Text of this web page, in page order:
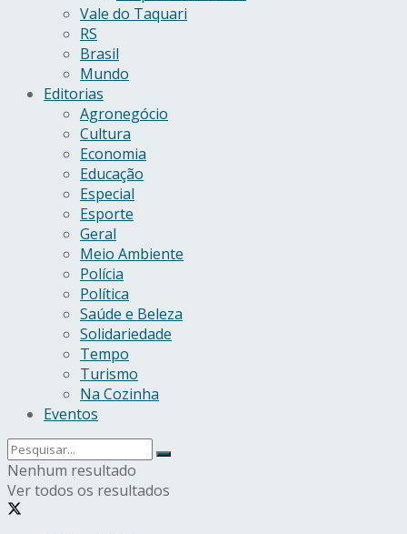
Vale do Taquari
RS
Brasil
Mundo
Editorias
Agronegócio
Cultura
Economia
Educação
Especial
Esporte
Geral
Meio Ambiente
Polícia
Política
Saúde e Beleza
Solidariedade
Tempo
Turismo
Na Cozinha
Eventos
Nenhum resultado
Ver todos os resultados